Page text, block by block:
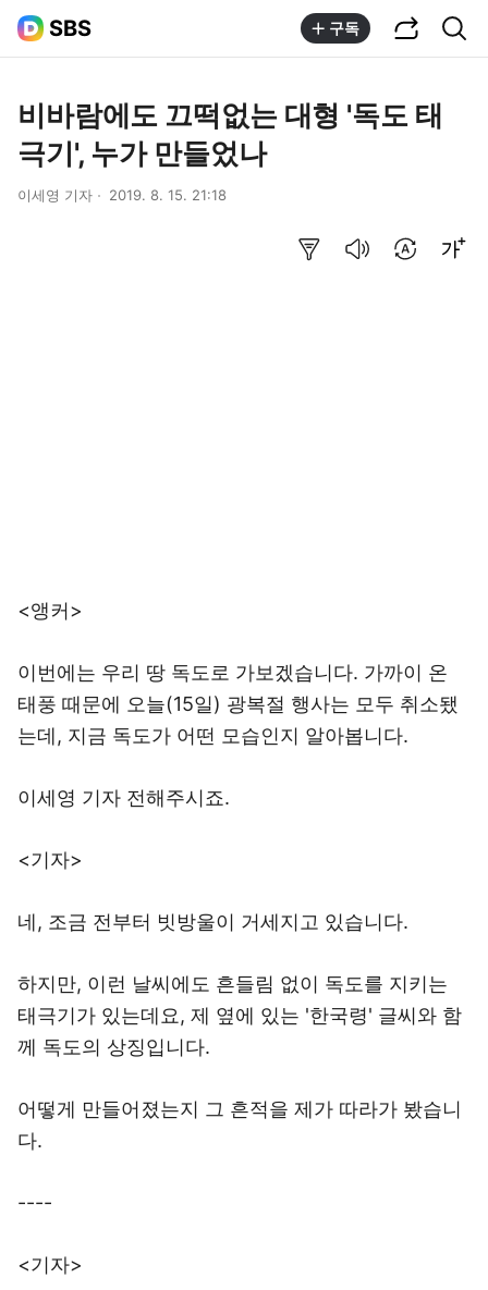
SBS 구독
비바람에도 끄떡없는 대형 '독도 태
극기', 누가 만들었나
이세영 기자 2019. 8. 15. 21:18
<앵커>
이번에는 우리 땅 독도로 가보겠습니다. 가까이 온
태풍 때문에 오늘(15일) 광복절 행사는 모두 취소됐
는데, 지금 독도가 어떤 모습인지 알아봅니다.
이세영 기자 전해주시죠.
<기자>
네, 조금 전부터 빗방울이 거세지고 있습니다.
하지만, 이런 날씨에도 흔들림 없이 독도를 지키는
태극기가 있는데요, 제 옆에 있는 '한국령' 글씨와 함
께 독도의 상징입니다.
어떻게 만들어졌는지 그 흔적을 제가 따라가 봤습니
다.
----
<기자>